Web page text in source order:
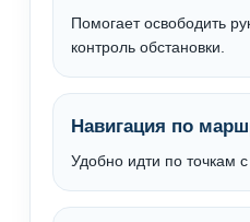
Помогает освободить
контроль обстановки.
Навигация по
Удобно идти по точкам с